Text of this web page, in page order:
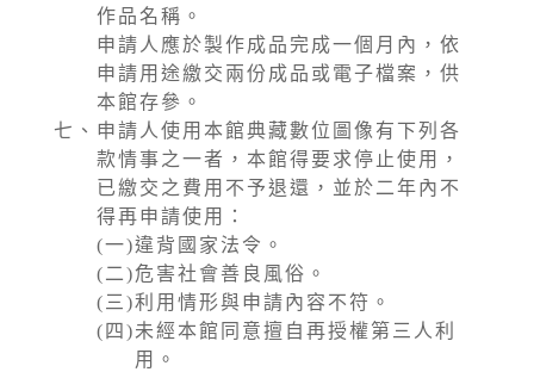
作品名稱。
申請人應於製作成品完成一個月內，依
申請用途繳交兩份成品或電子檔案，供
本館存參。
七、 申請人使用本館典藏數位圖像有下列各
款情事之一者，本館得要求停止使用，
已繳交之費用不予退還，並於二年內不
得再申請使用：
(一)違背國家法令。
(二)危害社會善良風俗。
(三)利用情形與申請內容不符。
(四)未經本館同意擅自再授權第三人利
用。